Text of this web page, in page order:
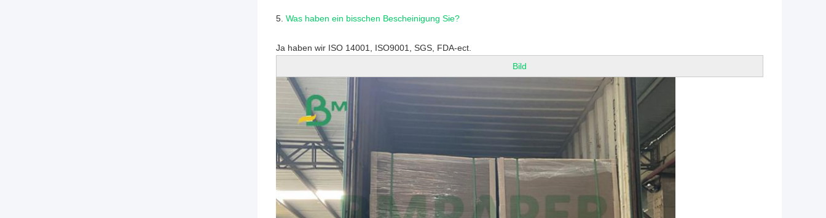
5. Was haben ein bisschen Bescheinigung Sie?
Ja haben wir ISO 14001, ISO9001, SGS, FDA-ect.
Bild